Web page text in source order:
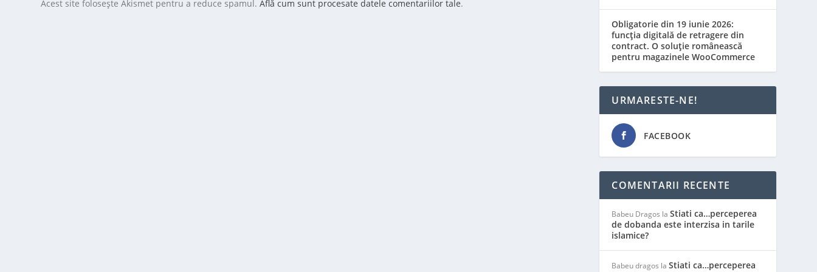
Acest site folosește Akismet pentru a reduce spamul.Află cum sunt procesate datele comentariilor tale.
Obligatorie din 19 iunie 2026:
funcția digitală de retragere din
contract. O soluție românească
pentru magazinele WooCommerce
URMARESTE-NE!
FACEBOOK
COMENTARII RECENTE
Babeu Dragos laStiati ca…perceperea
de dobanda este interzisa in tarile
islamice?
Babeu dragos laStiati ca…perceperea